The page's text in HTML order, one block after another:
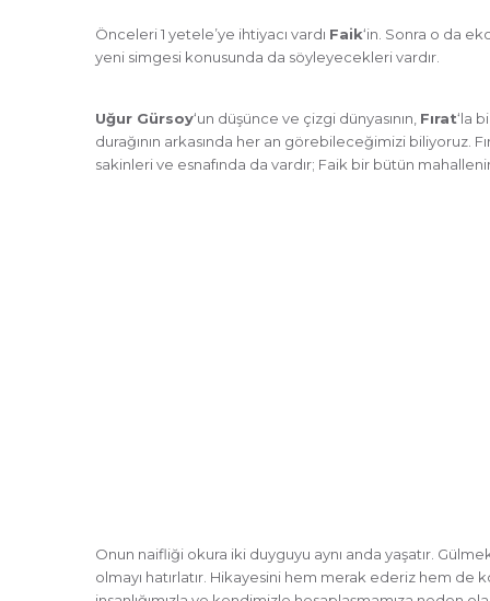
Önceleri 1 yetele’ye ihtiyacı vardı Faik‘in. Sonra o da
yeni simgesi konusunda da söyleyecekleri vardır.
Uğur Gürsoy‘un düşünce ve çizgi dünyasının, Fırat‘la
durağının arkasında her an görebileceğimizi biliyoruz.
sakinleri ve esnafında da vardır; Faik bir bütün
Onun naifliği okura iki duyguyu aynı anda yaşatır.
olmayı hatırlatır. Hikayesini hem merak ederiz hem